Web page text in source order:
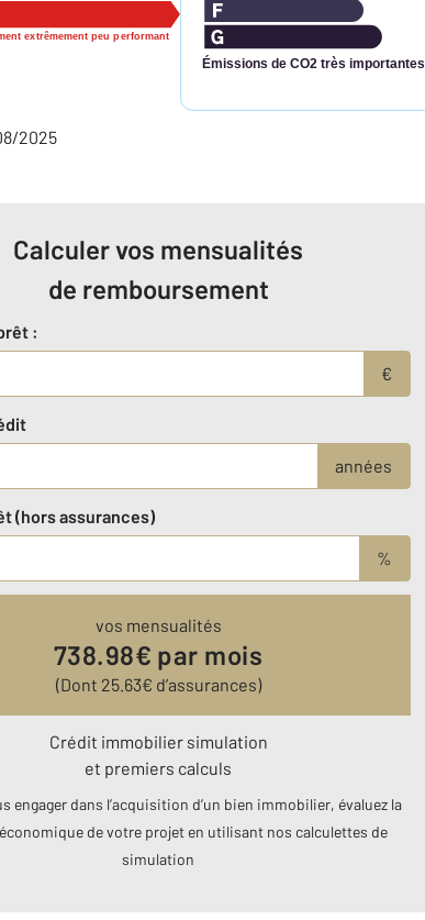
extrêmement peu performant
Émissions de CO2 très importantes
2025
Calculer vos mensualités
de remboursement
:
€
années
(hors assurances)
%
vos mensualités
738.98€ par mois
(Dont 25.63€ d’assurances)
Crédit immobilier simulation
et premiers calculs
engager dans l’acquisition d’un bien immobilier, évaluez la
de votre projet en utilisant nos calculettes de
simulation